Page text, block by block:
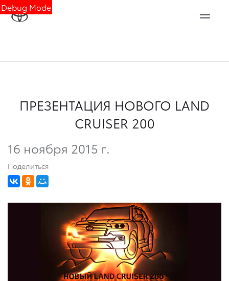
Debug Mode
ПРЕЗЕНТАЦИЯ НОВОГО LAND
CRUISER 200
16 ноября 2015 г.
Поделиться